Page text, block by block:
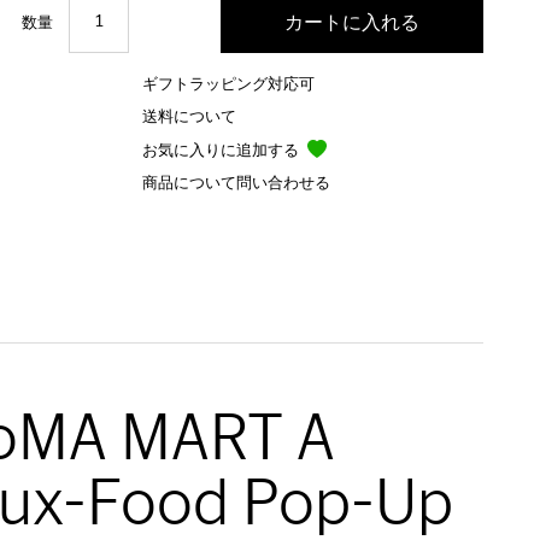
数量
ギフトラッピング対応可
送料について
お気に入りに追加する
商品について問い合わせる
MART A
Food Pop-Up